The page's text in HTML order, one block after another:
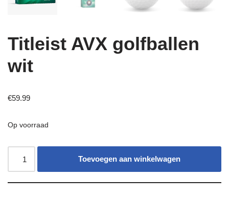
Titleist AVX golfballen
wit
€59.99
Op voorraad
Toevoegen aan winkelwagen